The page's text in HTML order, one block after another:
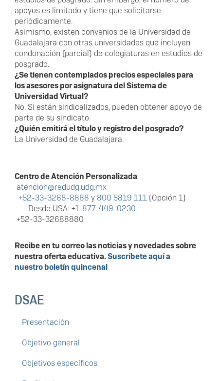
apoyos es limitado y tiene que solicitarse
periódicamente.
Asimismo, existen convenios de la Universidad de
Guadalajara con otras universidades que incluyen
condonación (parcial) de colegiaturas en estudios de
posgrado.
¿Se tienen contemplados precios especiales para
los asesores por asignatura del Sistema de
Universidad Virtual?
No. Si están sindicalizados, pueden obtener apoyo de
parte de su sindicato.
¿Quién emitirá el título y registro del posgrado?
La Universidad de Guadalajara.
Centro de Atención Personalizada
atencion@redudg.udg.mx
+52-33-3268-8888 y 800 5819 111 (Opción 1)
Desde USA: +1-877-449-0230
+52-33-32688880
Recibe en tu correo las noticias y novedades sobre
nuestra oferta educativa.Suscríbete aquí a
nuestro boletín quincenal
DSAE
Presentación
Objetivo general
Objetivos específicos